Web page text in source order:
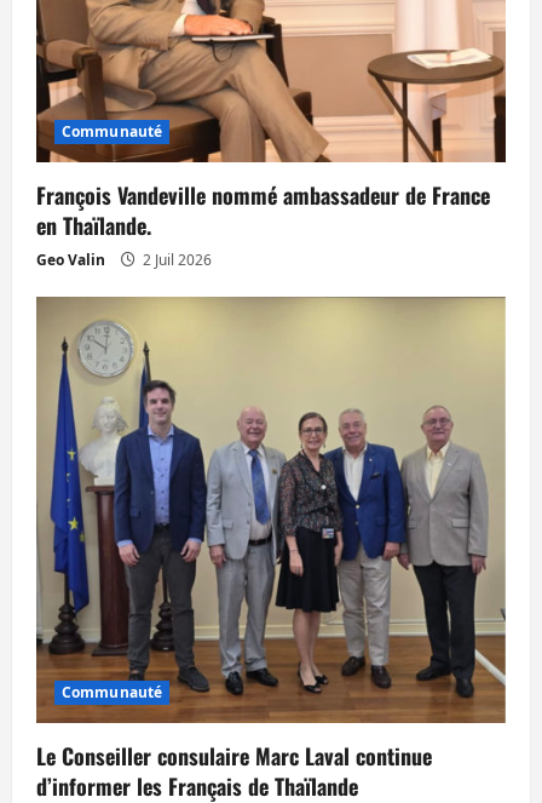
a
r
t
i
c
l
Communauté
François Vandeville nommé ambassadeur de France
en Thaïlande.
Geo Valin 2 Juil 2026
Communauté
Le Conseiller consulaire Marc Laval continue
d’informer les Français de Thaïlande